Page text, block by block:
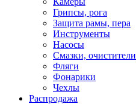
Грипсы, рога
Защита рамы, пера
Инструменты
Насосы
Смазки, очистители
Фляги
Фонарики
Чехлы
Распродажа